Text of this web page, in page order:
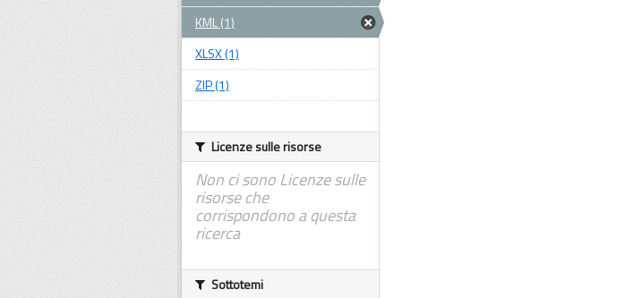
KML (1)
XLSX (1)
ZIP (1)
Licenze sulle risorse
Non ci sono Licenze sulle
risorse che
corrispondono a questa
ricerca
Sottotemi